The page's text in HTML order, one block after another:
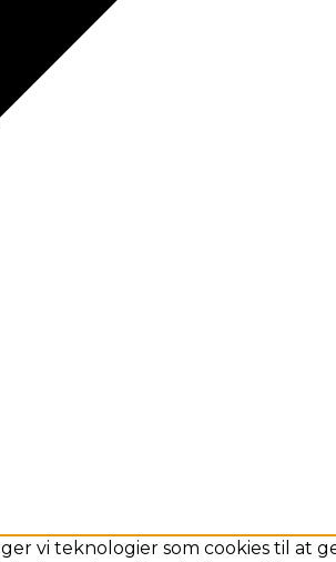
vi teknologier som cookies til at